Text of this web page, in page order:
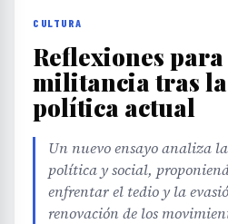
CULTURA
Reflexiones
militancia tras
política actual
Un nuevo ensayo analiza
política y social,
enfrentar el tedio y la
renovación de los